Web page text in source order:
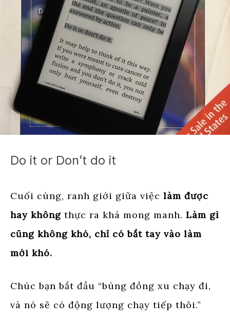
Do it or Don’t do it
Cuối cùng, ranh giới giữa việc làm được
hay không thực ra khá mong manh. Làm gì
cũng không khó, chỉ có bắt tay vào làm
mới khó.
Chúc bạn bắt đầu “búng đồng xu chạy đi,
và nó sẽ có động lượng chạy tiếp thôi.”